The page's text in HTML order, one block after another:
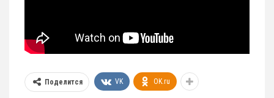
Поделится VK OK.ru